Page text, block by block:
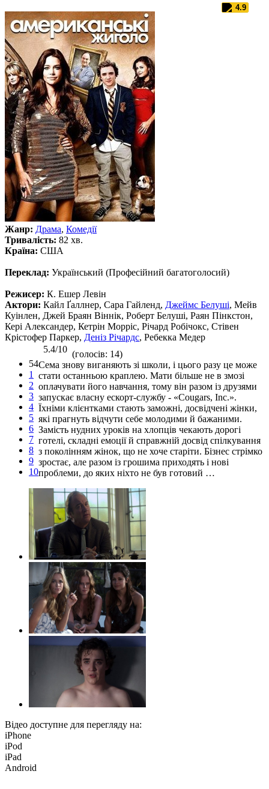
4.9
Жанр: Драма, Комедії
Тривалість: 82 хв.
Країна: США
Переклад: Український (Професійний багатоголосий)
Режисер: К. Ешер Левін
Актори: Кайл Ґаллнер, Сара Гайленд, Джеймс Белуші, Мейв
Куінлен, Джей Браян Віннік, Роберт Белуші, Раян Пінкстон,
Кері Александер, Кетрін Морріс, Річард Робічокс, Стівен
Крістофер Паркер, Деніз Річардс, Ребекка Медер
54
1
2
3
4
5
6
7
8
9
10
5.4/10 (голосів: 14)
Сема знову виганяють зі школи, і цього разу це може
стати останньою краплею. Мати більше не в змозі
оплачувати його навчання, тому він разом із друзями
запускає власну ескорт-службу - «Cougars, Inc.».
Їхніми клієнтками стають заможні, досвідчені жінки,
які прагнуть відчути себе молодими й бажаними.
Замість нудних уроків на хлопців чекають дорогі
готелі, складні емоції й справжній досвід спілкування
з поколінням жінок, що не хоче старіти. Бізнес стрімко
зростає, але разом із грошима приходять і нові
проблеми, до яких ніхто не був готовий …
Відео доступне для перегляду на:
iPhone
iPod
iPad
Android